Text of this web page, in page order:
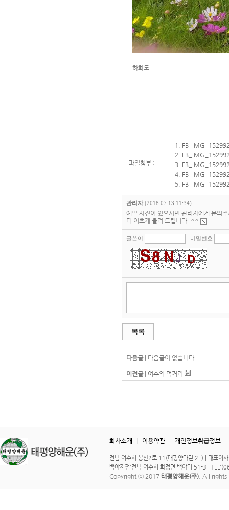
하화도
파일첨부 :
1.
2.
3.
4.
5.
관리자 (2018.07.13 11:34)
예쁜 사진이 있으시면 관리자에게 문의
더 이쁘게 올려 드립니다. ^^
글쓴이 비밀번호
목록
다음글 | 다음글이 없습니다.
이전글 | 여수의 먹거리
전남 여수시 봉산2로 11(태평양마린 2F) | 대표
백야지점:전남 여수시 화정면 백야리 51-3 |
Copyright ⓒ 2017 태평양해운(주) . All